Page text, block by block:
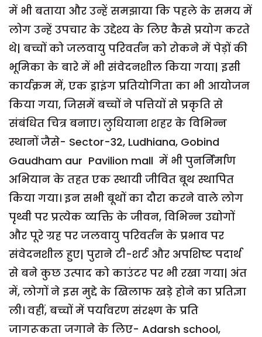
में भी बताया और उन्हें समझाया कि पहले के समय में
लोग उन्हें उपचार के उद्देश्य के लिए कैसे प्रयोग करते
थे| बच्चों को जलवायु परिवर्तन को रोकने में पेड़ों की
भूमिका के बारे में भी संवेदनशील किया गया| इसी
कार्यक्रम में, एक ड्राइंग प्रतियोगिता का भी आयोजन
किया गया, जिसमें बच्चों ने पत्तियों से प्रकृति से
संबंधित चित्र बनाए। लुधियाना शहर के विभिन्न
स्थानों जैसे- Sector-32, Ludhiana, Gobind
Gaudham aur Pavilion mall में भी पुनर्निर्माण
अभियान के तहत एक स्थायी जीवित बूथ स्थापित
किया गया। इन सभी बूथों का दौरा करने वाले लोग
पृथ्वी पर प्रत्येक व्यक्ति के जीवन, विभिन्न उद्योगों
और पूरे ग्रह पर जलवायु परिवर्तन के प्रभाव पर
संवेदनशील हुए| पुराने टी-शर्ट और अपशिष्ट पदार्थ
से बने कुछ उत्पाद को काउंटर पर भी रखा गया| अंत
में, लोगों ने इस मुद्दे के खिलाफ खड़े होने का प्रतिज्ञा
ली। वहीं, बच्चों में पर्यावरण संरक्ष्ण के प्रति
जागरूकता जगाने के लिए- Adarsh school,